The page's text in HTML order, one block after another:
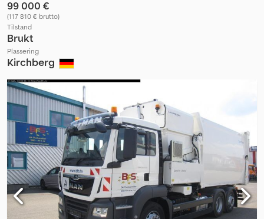
99 000 €
(117 810 € brutto)
Tilstand
Brukt
Plassering
Kirchberg